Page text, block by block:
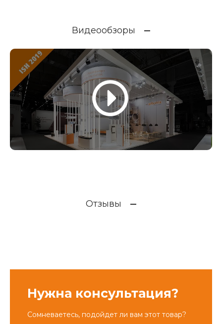
Видеообзоры
Отзывы
Нужна консультация?
Сомневаетесь, подойдет ли вам этот товар?